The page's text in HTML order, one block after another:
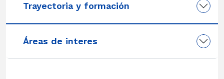
Trayectoria y formación
Áreas de interes